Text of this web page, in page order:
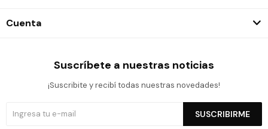
Cuenta
Suscríbete a nuestras noticias
¡Suscribite y recibí todas nuestras novedades!
SUSCRIBIRME